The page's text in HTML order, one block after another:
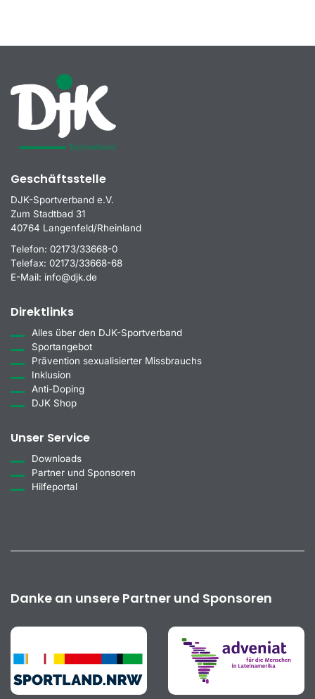
Geschäftsstelle
DJK-Sportverband e.V.
Zum Stadtbad 31
40764 Langenfeld/Rheinland
Telefon: 02173/33668-0
Telefax: 02173/33668-68
E-Mail: info@djk.de
Direktlinks
Alles über den DJK-Sportverband
Sportangebot
Prävention sexualisierter Missbrauchs
Inklusion
Anti-Doping
DJK Shop
Unser Service
Downloads
Partner und Sponsoren
Hilfeportal
Danke an unsere Partner und Sponsoren